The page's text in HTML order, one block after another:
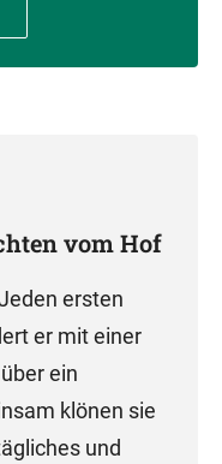
vom Hof
ersten
er mit einer
ein
klönen sie
und